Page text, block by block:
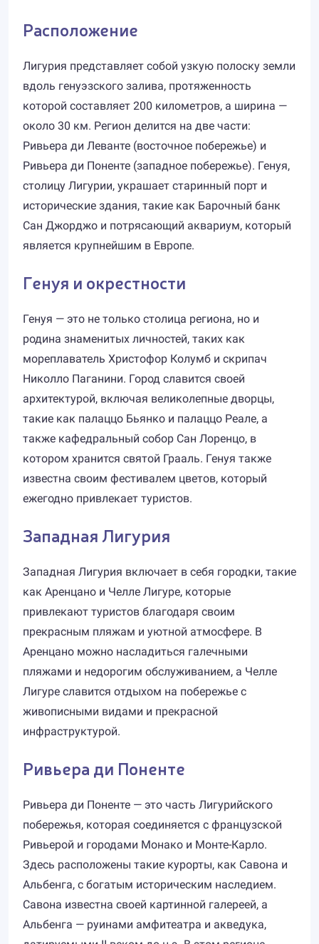
Расположение
Лигурия представляет собой узкую полоску земли
вдоль генуэзского залива, протяженность
которой составляет 200 километров, а ширина —
около 30 км. Регион делится на две части:
Ривьера ди Леванте (восточное побережье) и
Ривьера ди Поненте (западное побережье). Генуя,
столицу Лигурии, украшает старинный порт и
исторические здания, такие как Барочный банк
Сан Джорджо и потрясающий аквариум, который
является крупнейшим в Европе.
Генуя и окрестности
Генуя — это не только столица региона, но и
родина знаменитых личностей, таких как
мореплаватель Христофор Колумб и скрипач
Николло Паганини. Город славится своей
архитектурой, включая великолепные дворцы,
такие как палаццо Бьянко и палаццо Реале, а
также кафедральный собор Сан Лоренцо, в
котором хранится святой Грааль. Генуя также
известна своим фестивалем цветов, который
ежегодно привлекает туристов.
Западная Лигурия
Западная Лигурия включает в себя городки, такие
как Аренцано и Челле Лигуре, которые
привлекают туристов благодаря своим
прекрасным пляжам и уютной атмосфере. В
Аренцано можно насладиться галечными
пляжами и недорогим обслуживанием, а Челле
Лигуре славится отдыхом на побережье с
живописными видами и прекрасной
инфраструктурой.
Ривьера ди Поненте
Ривьера ди Поненте — это часть Лигурийского
побережья, которая соединяется с французской
Ривьерой и городами Монако и Монте-Карло.
Здесь расположены такие курорты, как Савона и
Альбенга, с богатым историческим наследием.
Савона известна своей картинной галереей, а
Альбенга — руинами амфитеатра и акведука,